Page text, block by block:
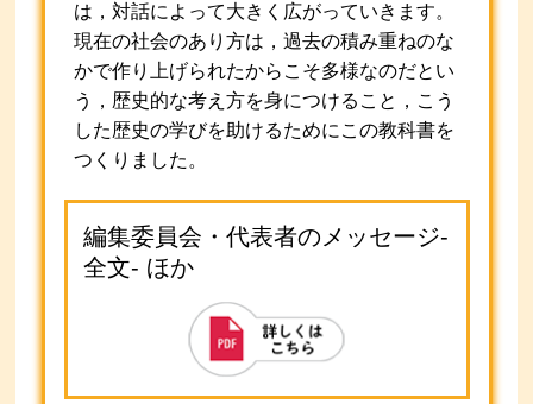
は，対話によって大きく広がっていきます。
現在の社会のあり方は，過去の積み重ねのな
かで作り上げられたからこそ多様なのだとい
う，歴史的な考え方を身につけること，こう
した歴史の学びを助けるためにこの教科書を
つくりました。
編集委員会・代表者のメッセージ-
全文- ほか